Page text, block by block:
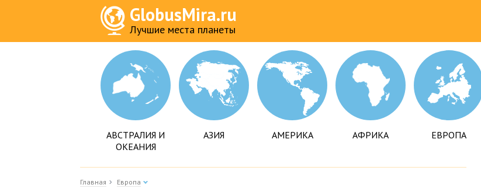
GlobusMira.ru
Лучшие места планеты
АВСТРАЛИЯ И
ОКЕАНИЯ
АЗИЯ АМЕРИКА АФРИКА ЕВРОПА
Главная Европа